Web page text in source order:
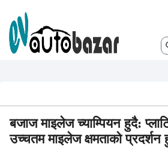
बजाज माइलेज च्याम्पियन हुदै:
उच्चतम माइलेज क्षमताको प्रदर्शन